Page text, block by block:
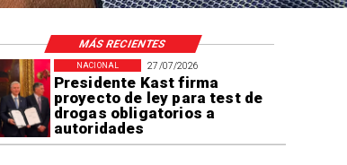
27/07/2026
Presidente Kast firma
proyecto de ley para test de
drogas obligatorios a
autoridades
NACIONAL
MÁS RECIENTES